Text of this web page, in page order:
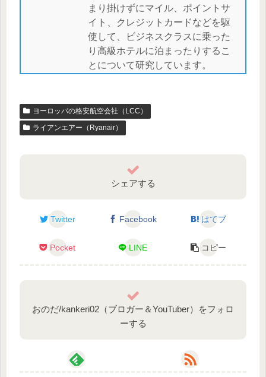
まり掛けずにマイル、ポイントサ
イト、クレジットカードなどを駆
使して、ビジネスクラスに乗った
り高級ホテルに泊まったりするこ
とについて研究しています。
ヨーロッパの格安航空会社（LCC）
ライアンエアー（Ryanair）
シェアする
Twitter Facebook はてブ
Pocket LINE コピー
おのだ/kankeri02（ブロガー＆YouTuber）をフォロ
ーする